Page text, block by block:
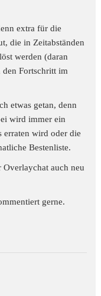
extra für die
die in Zeitabständen
werden (daran
den Fortschritt im
etwas getan, denn
wird immer ein
erraten wird oder die
Bestenliste.
Overlaychat auch neu
gerne.